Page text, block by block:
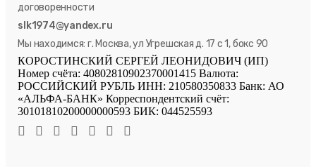
договоренности
slk1974@yandex.ru
Мы находимся: г. Москва, ул Угрешская д. 17 с 1, бокс 90
КОРОСТИНСКИЙ СЕРГЕЙ ЛЕОНИДОВИЧ (ИП)
Номер счёта: 40802810902370001415 Валюта:
РОССИЙСКИЙ РУБЛЬ ИНН: 210580350833 Банк: АО
«АЛЬФА-БАНК» Корреспондентский счёт:
30101810200000000593 БИК: 044525593